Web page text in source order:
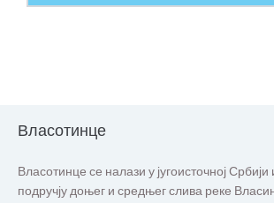
Власотинце
Власотинце се налази у југоисточној
подручју доњег и средњег слива реке